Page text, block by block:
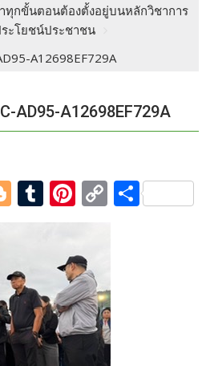
ทุกขั้นตอนต้องตั้งอยู่บนหลักวิชาการ
ะโยชน์ประชาชน
A12698EF729A
AD95-A12698EF729A
Bl
g
er
T
u
bl
r
Pi
nt
e
st
C
Li
n
k
S